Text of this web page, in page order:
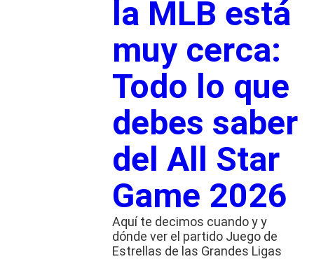
la MLB está
muy cerca:
Todo lo que
debes saber
del All Star
Game 2026
Aquí te decimos cuando y y
dónde ver el partido Juego de
Estrellas de las Grandes Ligas